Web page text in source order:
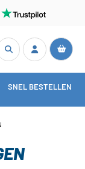
SNEL BESTELLEN